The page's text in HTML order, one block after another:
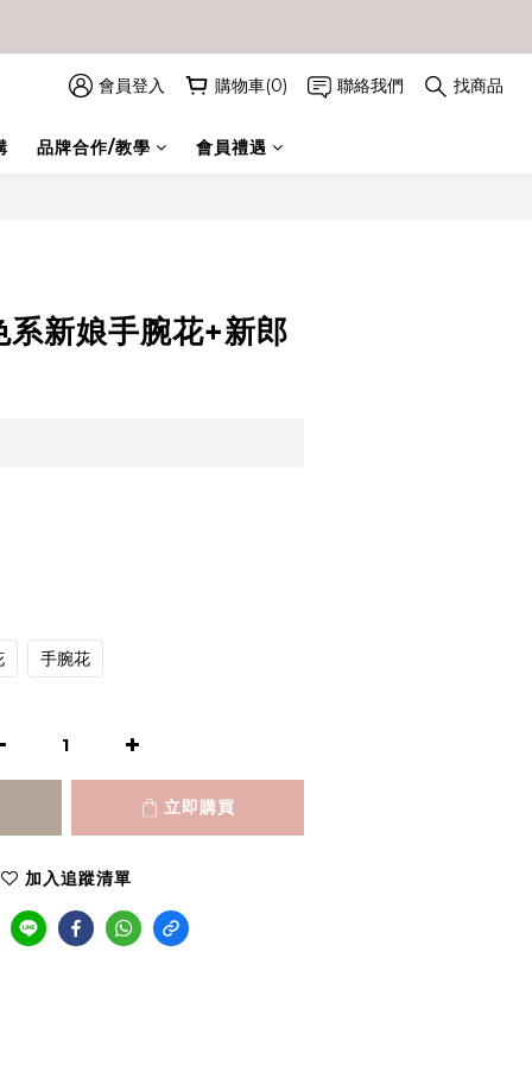
會員登入 購物車(0) 聯絡我們 找商品
品牌合作/教學 會員禮遇
新娘手腕花+新郎
手腕花
立即購買
加入追蹤清單